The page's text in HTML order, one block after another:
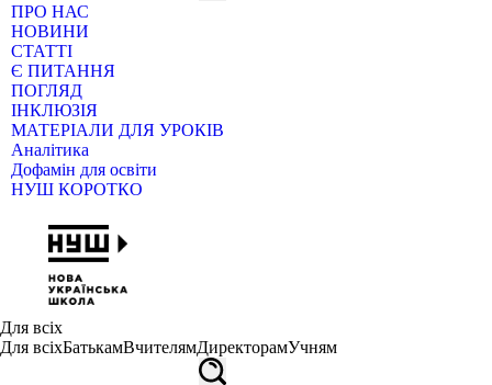
ПРО НАС
НОВИНИ
СТАТТІ
Є ПИТАННЯ
ПОГЛЯД
ІНКЛЮЗІЯ
МАТЕРІАЛИ ДЛЯ УРОКІВ
Аналітика
Дофамін для освіти
НУШ КОРОТКО
Для всіх
Для всіхБатькамВчителямДиректорамУчням